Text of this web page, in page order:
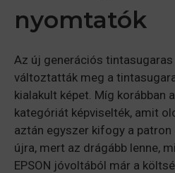
nyomtatók
Az új generációs
változtatták meg a
kialakult képet. Míg korábban
kategóriát képviselték, amit
aztán egyszer kifogy a
újra, mert az drágább lenne,
EPSON jóvoltából már a